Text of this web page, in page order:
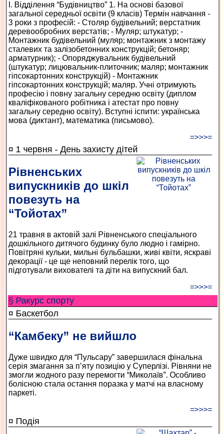
І. Відділення “Будівництво” 1. На основі базової
загальної середньої освіти (9 класів) Термін навчання -
3 роки з професій: - Столяр будівельний; верстатник
деревообробних верстатів; - Муляр; штукатур; -
Монтажник будівельний (муляр; монтажник з монтажу
сталевих та залізобетонних конструкцій; бетоняр;
арматурник); - Опоряджувальник будівельний
(штукатур; лицювальник-плиточник; маляр; монтажник
гіпсокартонних конструкцій) - Монтажник
гіпсокартонних конструкцій; маляр. Учні отримують
професію і повну загальну середню освіту (диплом
кваліфікованого робітника і атестат про повну
загальну середню освіту). Вступні іспити: українська
мова (диктант), математика (письмово).
=>>>=
¤ 1 червня - День захисту дітей
Рівненських
випускників до шкіл
повезуть на
“Тойотах”
21 травня в актовій залі Рівненського спеціального
дошкільного дитячого будинку було людно і гамірно.
Повітряні кульки, мильні бульбашки, живі квіти, яскраві
декорації - це ще неповний перелік того, що
підготували вихователі та діти на випускний бал.
=>>>=
§ Ракурс спорту
¤ Баскетбол
“Камбеку” не вийшло
Дуже швидко для “Пульсару” завершилася фінальна
серія змагання за п’яту позицію у Суперлізі. Рівняни не
змогли жодного разу перемогти “Миколаїв”. Особливо
болісною стала остання поразка у матчі на власному
паркеті.
=>>>=
¤ Подія